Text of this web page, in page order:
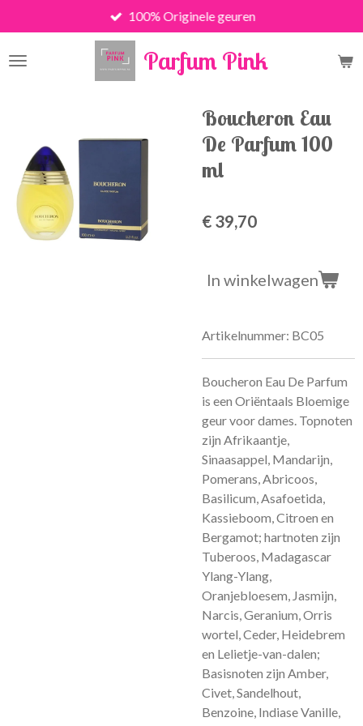
direct
naar
Parfum Pink
100% Originele geuren
Boucheron Eau
De Parfum 100
ml
€ 39,70
In winkelwagen
Artikelnummer: BC05
Boucheron Eau De Parfum
is een Oriëntaals Bloemige
geur voor dames. Topnoten
zijn Afrikaantje,
Sinaasappel, Mandarijn,
Pomerans, Abricoos,
Basilicum, Asafoetida,
Kassieboom, Citroen en
Bergamot; hartnoten zijn
Tuberoos, Madagascar
Ylang-Ylang,
Oranjebloesem, Jasmijn,
Narcis, Geranium, Orris
wortel, Ceder, Heidebrem
en Lelietje-van-dalen;
Basisnoten zijn Amber,
Civet, Sandelhout,
Benzoine, Indiase Vanille,